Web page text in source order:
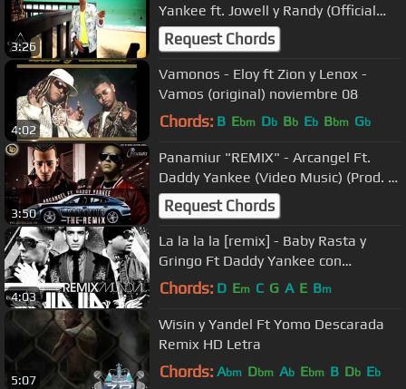
3:26
Yankee ft. Jowell y Randy (Official
Version)
Request Chords
4:02
Vamonos - Eloy ft Zion y Lenox -
Vamos (original) noviembre 08
Chords: B Ebm Db Bb Eb Bbm Gb
3:50
Panamiur "REMIX" - Arcangel Ft.
Daddy Yankee (Video Music) (Prod. Dj
Luian, Musicologo & Menes)
Request Chords
4:03
La la la la [remix] - Baby Rasta y
Gringo Ft Daddy Yankee con
LETRA!!!!!!!!
Chords: D Em C G A E Bm
5:07
Wisin y Yandel Ft Yomo Descarada
Remix HD Letra
Chords: Abm Dbm Ab Ebm B Db Eb